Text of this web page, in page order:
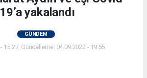
19’a yakalandı
GÜNDEM
15:27, Güncelleme: 04.09.2022 - 19:55